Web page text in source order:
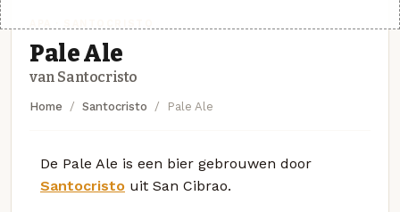
Pale Ale
van Santocristo
Home Santocristo Pale Ale
De Pale Ale is een bier gebrouwen door
Santocristo uit San Cibrao.